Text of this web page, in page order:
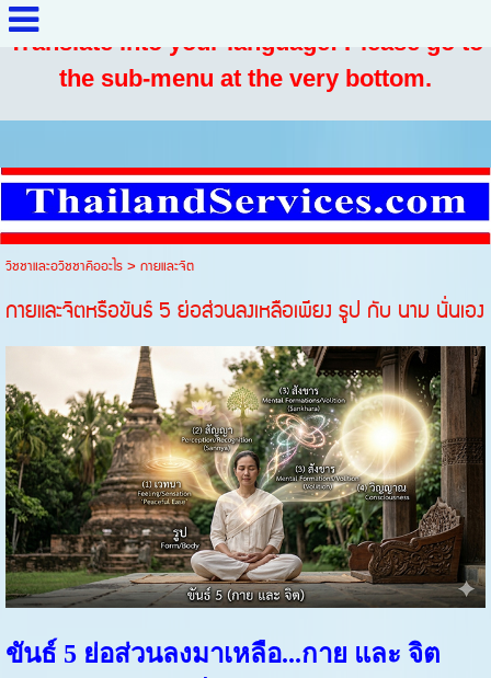
Translate into your language: Please go to
the sub-menu at the very bottom.
วิชชาและอวิชชาคืออะไร>กายและจิต
กายและจิตหรือขันธ์ 5 ย่อส่วนลงเหลือเพียง รูป กับ นาม นั่นเอง
ขันธ์ 5 ย่อส่วนลงมาเหลือ...กาย และ จิต